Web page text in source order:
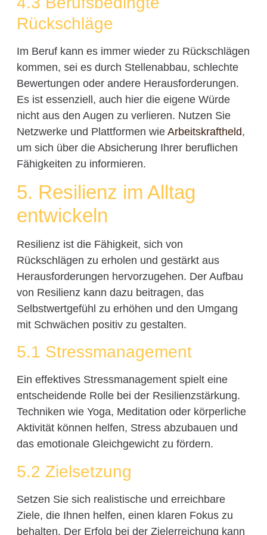
Rückschläge
Im Beruf kann es immer wieder zu Rückschlägen
kommen, sei es durch Stellenabbau, schlechte
Bewertungen oder andere Herausforderungen.
Es ist essenziell, auch hier die eigene Würde
nicht aus den Augen zu verlieren. Nutzen Sie
Netzwerke und Plattformen wie Arbeitskraftheld,
um sich über die Absicherung Ihrer beruflichen
Fähigkeiten zu informieren.
5. Resilienz im Alltag
entwickeln
Resilienz ist die Fähigkeit, sich von
Rückschlägen zu erholen und gestärkt aus
Herausforderungen hervorzugehen. Der Aufbau
von Resilienz kann dazu beitragen, das
Selbstwertgefühl zu erhöhen und den Umgang
mit Schwächen positiv zu gestalten.
5.1 Stressmanagement
Ein effektives Stressmanagement spielt eine
entscheidende Rolle bei der Resilienzstärkung.
Techniken wie Yoga, Meditation oder körperliche
Aktivität können helfen, Stress abzubauen und
das emotionale Gleichgewicht zu fördern.
5.2 Zielsetzung
Setzen Sie sich realistische und erreichbare
Ziele, die Ihnen helfen, einen klaren Fokus zu
behalten. Der Erfolg bei der Zielerreichung kann